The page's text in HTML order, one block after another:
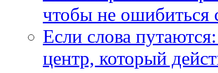
чтобы не ошибиться
Если слова
центр, который